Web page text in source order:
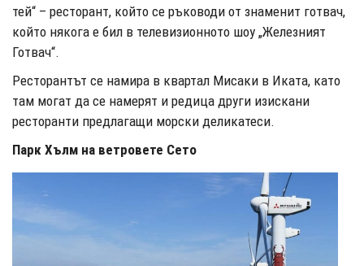
тей“ – ресторант, който се ръководи от знаменит готвач,
който някога е бил в телевизионното шоу „Железният
Готвач“.
Ресторантът се намира в квартал Мисаки в Иката, като
там могат да се намерят и редица други изискани
ресторанти предлагащи морски деликатеси.
Парк Хълм на ветровете Сето